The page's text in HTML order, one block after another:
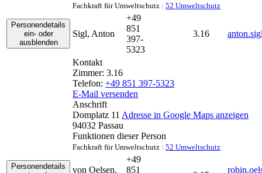
Fachkraft für Umweltschutz : 52 Umweltschutz
Personendetails
ein- oder
ausblenden
Sigl, Anton
+49
851
397-
5323
3.16
Kontakt
Zimmer: 3.16
Telefon: +49 851 397-5323
E-Mail versenden
Anschrift
Domplatz 11 Adresse in Google Maps anzeigen
94032 Passau
Funktionen dieser Person
Fachkraft für Umweltschutz : 52 Umweltschutz
Personendetails
von Oelsen,
+49
851